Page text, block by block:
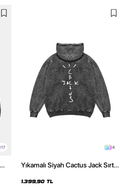
17 4
Yıkamalı Siyah Cactus Jack Sırt
1.399,90 TL